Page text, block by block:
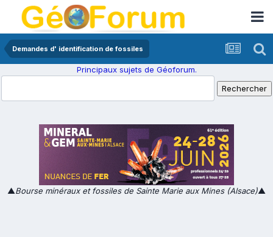
Demandes d' identification de fossiles
Principaux sujets de Géoforum.
▲Bourse minéraux et fossiles de Sainte Marie aux Mines (Alsace)▲